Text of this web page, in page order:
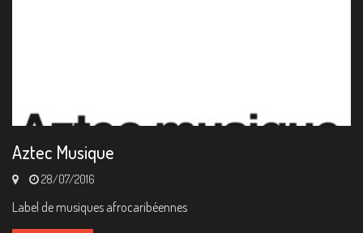
Aztec Musique
28/07/2016
Label de musiques afrocaribéennes